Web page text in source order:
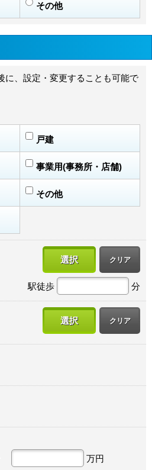
その他
に、設定・変更することも可能で
戸建
事業用(事務所・店舗)
その他
選択 クリア
駅徒歩 分
選択 クリア
万円